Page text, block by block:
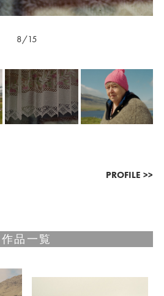
8/15
PROFILE >>
作品一覧